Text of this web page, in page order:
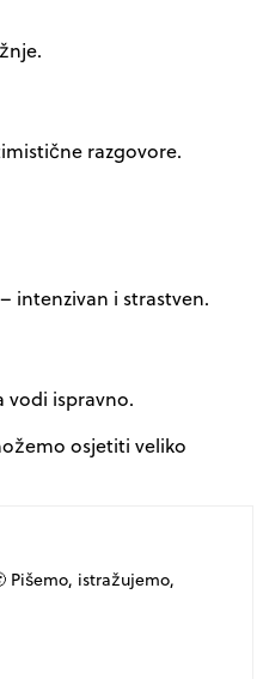
razgovore.
intenzivan i strastven.
vodi ispravno.
osjetiti veliko
Pišemo, istražujemo,